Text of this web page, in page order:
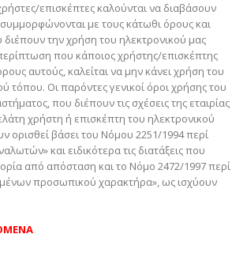
επισκέπτες καλούνται να διαβάσουν
με τους κάτωθι όρους και
την χρήση του ηλεκτρονικού μας
που κάποιος χρήστης/επισκέπτης
αυτούς, καλείται να μην κάνει χρήση του
τόπου. Οι παρόντες γενικοί όροι χρήσης του
που διέπουν τις σχέσεις της εταιρίας
χρήστη ή επισκέπτη του ηλεκτρονικού
ορισθεί βάσει του Νόμου 2251/1994 περί
και ειδικότερα τις διατάξεις που
από απόσταση και το Νόμο 2472/1997 περί
προσωπικού χαρακτήρα», ως ισχύουν